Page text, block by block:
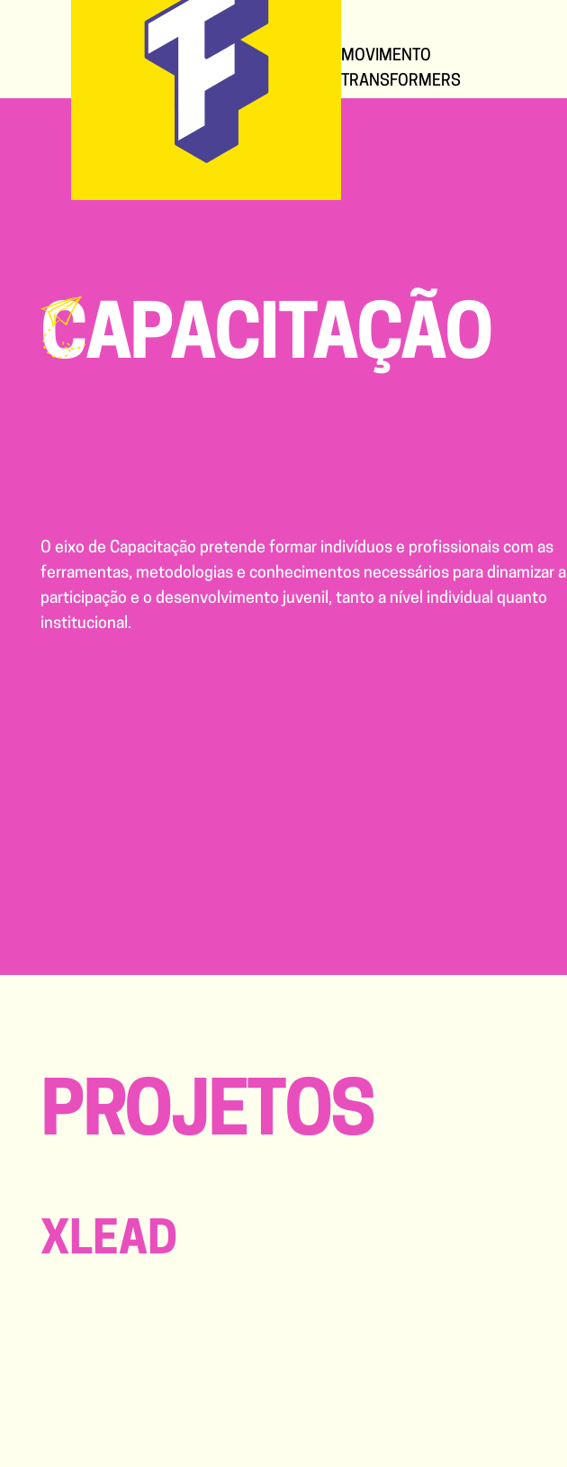
MOVIMENTO
TRANSFORMERS
CAPACITAÇÃO
O eixo de Capacitação pretende formar indivíduos e profissionais com as
ferramentas, metodologias e conhecimentos necessários para dinamizar a
participação e o desenvolvimento juvenil, tanto a nível individual quanto
institucional.
PROJETOS
XLEAD